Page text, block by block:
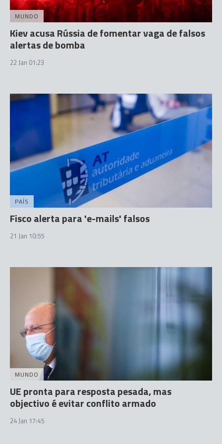
MUNDO
Kiev acusa Rússia de fomentar vaga de falsos
alertas de bomba
22 Jan 01:23
PAÍS
Fisco alerta para 'e-mails' falsos
21 Jan 10:55
MUNDO
UE pronta para resposta pesada, mas
objectivo é evitar conflito armado
24 Jan 17:45